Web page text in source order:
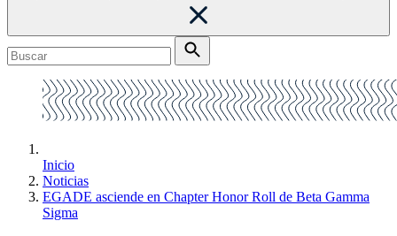
Inicio
Noticias
EGADE asciende en Chapter Honor Roll de Beta Gamma
Sigma